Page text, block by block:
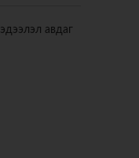
авдаг